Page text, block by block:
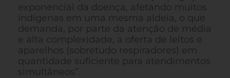
exponencial da doença, afetando muitos
indígenas em uma mesma aldeia, o que
demanda, por parte da atenção de média
e alta complexidade, a oferta de leitos e
aparelhos (sobretudo respiradores) em
quantidade suficiente para atendimentos
simultâneos”.